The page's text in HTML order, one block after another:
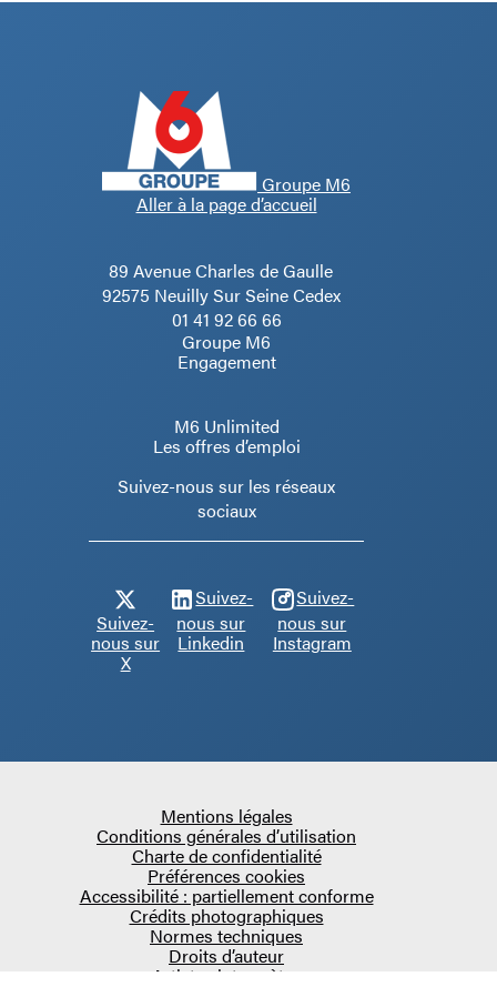
Groupe M6
Aller à la page d’accueil
89 Avenue Charles de Gaulle
92575 Neuilly Sur Seine Cedex
01 41 92 66 66
Groupe M6
Engagement
M6 Unlimited
Les offres d’emploi
Suivez-nous sur les réseaux
sociaux
Suivez-
nous sur
X
Suivez-
nous sur
Linkedin
Suivez-
nous sur
Instagram
Mentions légales
Conditions générales d’utilisation
Charte de confidentialité
Préférences cookies
Accessibilité : partiellement conforme
Crédits photographiques
Normes techniques
Droits d’auteur
Artistes interprètes